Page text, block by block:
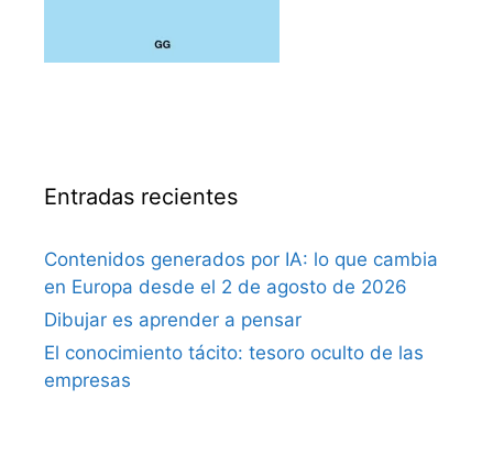
Entradas recientes
Contenidos generados por IA: lo que cambia
en Europa desde el 2 de agosto de 2026
Dibujar es aprender a pensar
El conocimiento tácito: tesoro oculto de las
empresas